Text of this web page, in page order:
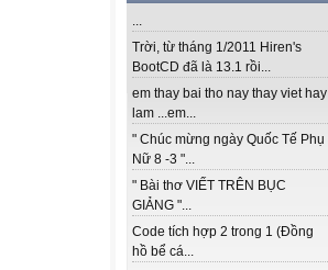
...
Trời, từ tháng 1/2011 Hiren's
BootCD đã là 13.1 rồi...
em thay bai tho nay thay viet hay
lam ...em...
" Chúc mừng ngày Quốc Tế Phụ
Nữ 8 -3 "...
" Bài thơ VIẾT TRÊN BỤC
GIẢNG "...
Code tích hợp 2 trong 1 (Đồng
hồ bể cá...